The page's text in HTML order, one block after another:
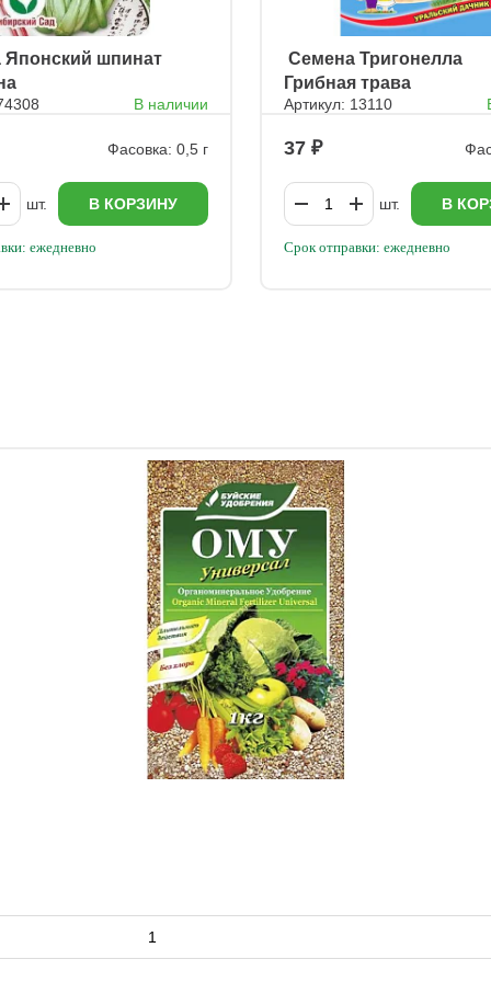
Японский шпинат
В наличии
Фасовка: 0,5 г
шт. В КОРЗИНУ
ежедневно
ㅤ Семена Тригонелла
Грибная трава
Артикул: 13110
37
шт. В
Срок отправки: ежедневно